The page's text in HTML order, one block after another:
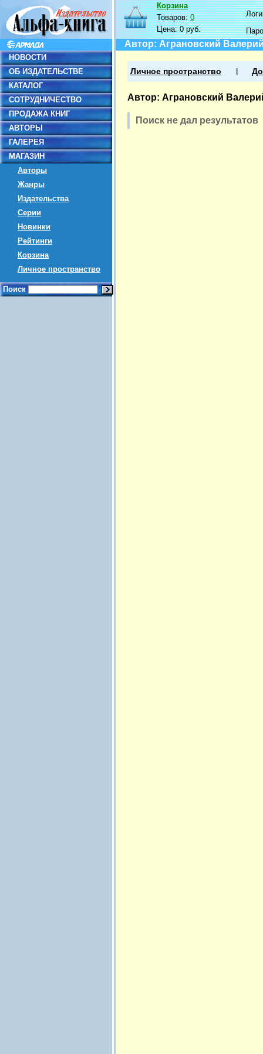
НОВОСТИ
ОБ ИЗДАТЕЛЬСТВЕ
КАТАЛОГ
СОТРУДНИЧЕСТВО
ПРОДАЖА КНИГ
АВТОРЫ
ГАЛЕРЕЯ
МАГАЗИН
Авторы
Жанры
Издательства
Серии
Новинки
Рейтинги
Корзина
Личное пространство
Поиск
Корзина
Товаров:0
Цена:0 руб.
Автор: Аграновский
Личное пространство
Автор: Аграновский
Поиск не дал результатов